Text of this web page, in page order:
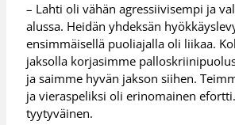
– Lahti oli vähän agressiivisempi ja
alussa. Heidän yhdeksän
ensimmäisellä puoliajalla oli liikaa.
jaksolla korjasimme
ja saimme hyvän jakson siihen.
ja vieraspeliksi oli erinomainen
tyytyväinen.